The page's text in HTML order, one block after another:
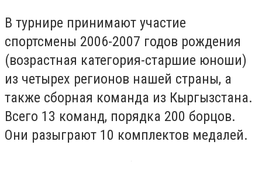
В турнире принимают участие
спортсмены 2006-2007 годов рождения
(возрастная категория-старшие юноши)
из четырех регионов нашей страны, а
также сборная команда из Кыргызстана.
Всего 13 команд, порядка 200 борцов.
Они разыграют 10 комплектов медалей.